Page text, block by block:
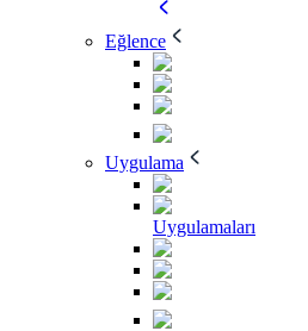
Eğlence
Uygulama
Uygulamaları